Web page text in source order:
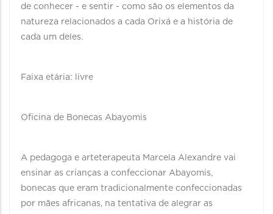
de conhecer - e sentir - como são os elementos da
natureza relacionados a cada Orixá e a história de
cada um deles.
Faixa etária: livre
Oficina de Bonecas Abayomis
A pedagoga e arteterapeuta Marcela Alexandre vai
ensinar as crianças a confeccionar Abayomis,
bonecas que eram tradicionalmente confeccionadas
por mães africanas, na tentativa de alegrar as